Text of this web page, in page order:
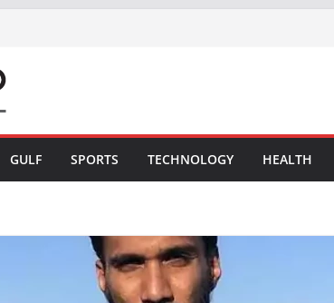
GULF SPORTS TECHNOLOGY HEALTH